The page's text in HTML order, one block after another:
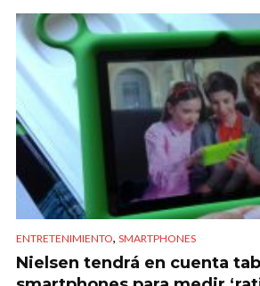
ENTRETENIMIENTO, SMARTPHONES
Nielsen tendrá en cuenta